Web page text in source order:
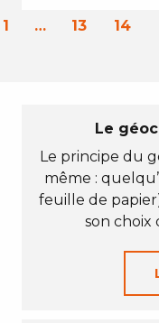
1 … 13 14
Le
Le principe du
même :
feuille de
son choix